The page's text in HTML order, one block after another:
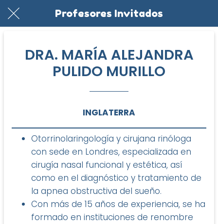
Profesores Invitados
DRA. MARÍA ALEJANDRA
PULIDO MURILLO
INGLATERRA
Otorrinolaringología y cirujana rinóloga
con sede en Londres, especializada en
cirugía nasal funcional y estética, así
como en el diagnóstico y tratamiento de
la apnea obstructiva del sueño.
Con más de 15 años de experiencia, se ha
formado en instituciones de renombre